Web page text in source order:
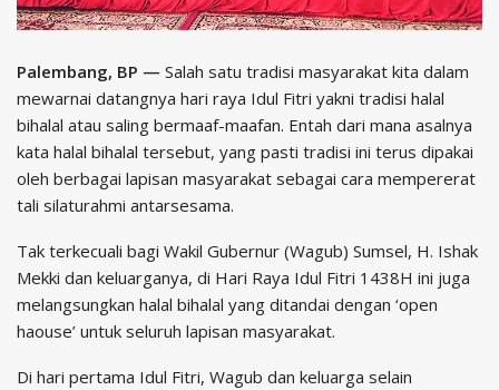
Palembang, BP — Salah satu tradisi masyarakat kita dalam
mewarnai datangnya hari raya Idul Fitri yakni tradisi halal
bihalal atau saling bermaaf-maafan. Entah dari mana asalnya
kata halal bihalal tersebut, yang pasti tradisi ini terus dipakai
oleh berbagai lapisan masyarakat sebagai cara mempererat
tali silaturahmi antarsesama.
Tak terkecuali bagi Wakil Gubernur (Wagub) Sumsel, H. Ishak
Mekki dan keluarganya, di Hari Raya Idul Fitri 1438H ini juga
melangsungkan halal bihalal yang ditandai dengan ‘open
haouse’ untuk seluruh lapisan masyarakat.
Di hari pertama Idul Fitri, Wagub dan keluarga selain